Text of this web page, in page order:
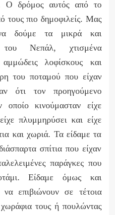
Ο δρόμος αυτός από το
τους πιο δημοφιλείς. Μας
δούμε τα μικρά και
Νεπάλ, χτισμένα
λοφίσκους και
του ποταμού που είχαν
ότι τον προηγούμενο
κινούμασταν είχε
πλυμμηρύσει και είχε
και χωριά. Τα είδαμε τα
σπίτια που είχαν
παράγκες που
Είδαμε όμως και
να επιβιώνουν σε τέτοια
χωράφια τους ή πουλώντας